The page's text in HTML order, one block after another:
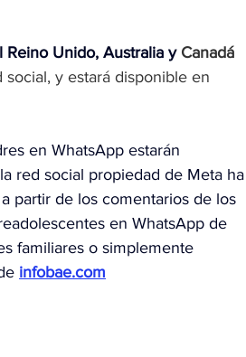
Reino Unido, Australia y Canadá
y estará disponible en
en WhatsApp estarán
red social propiedad de Meta ha
partir de los comentarios de los
en WhatsApp de
familiares o simplemente
infobae.com